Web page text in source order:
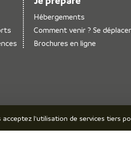
Hébergements
Comment venir ? Se
Brochures en ligne
acceptez l'utilisation de services tiers